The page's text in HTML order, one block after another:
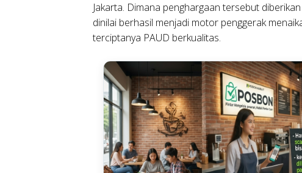
Jakarta. Dimana penghargaan tersebut
dinilai berhasil menjadi motor penggerak
terciptanya PAUD berkualitas.